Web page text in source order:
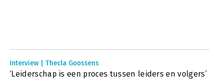
Interview | Thecla Goossens
‘Leiderschap is een proces tussen leiders en volgers’